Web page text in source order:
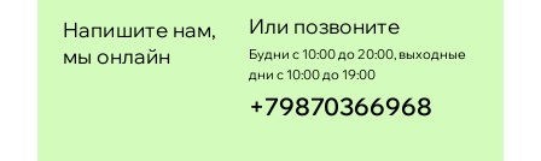
Напишите нам,
мы онлайн
Или позвоните
Будни с 10:00 до 20:00, выходные
дни с 10:00 до 19:00
+79870366968